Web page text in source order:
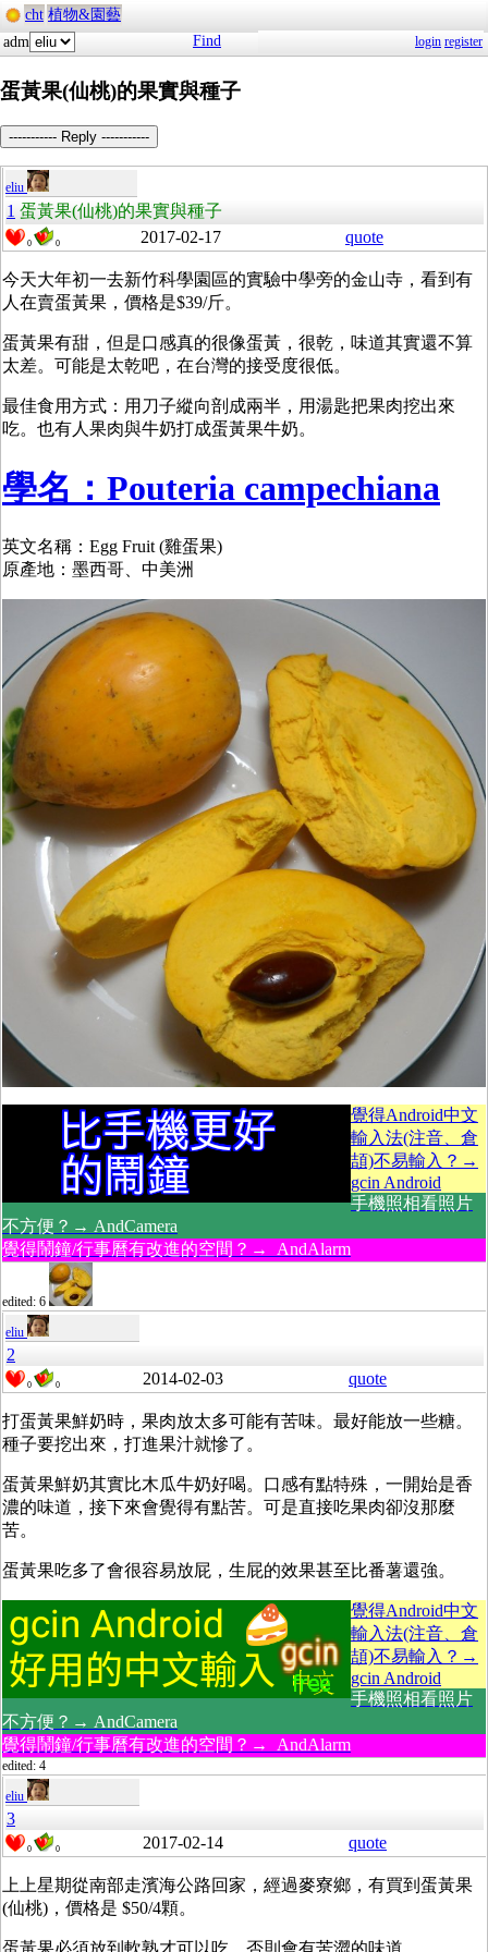
cht 植物&園藝
adm
Find login register
蛋黃果(仙桃)的果實與種子
----------- Reply -----------
eliu
1 蛋黃果(仙桃)的果實與種子
0 0 2017-02-17 quote
今天大年初一去新竹科學園區的實驗中學旁的金山寺，看到有
人在賣蛋黃果，價格是$39/斤。
蛋黃果有甜，但是口感真的很像蛋黃，很乾，味道其實還不算
太差。可能是太乾吧，在台灣的接受度很低。
最佳食用方式：用刀子縱向剖成兩半，用湯匙把果肉挖出來
吃。也有人果肉與牛奶打成蛋黃果牛奶。
學名：Pouteria campechiana
英文名稱：Egg Fruit (雞蛋果)
原產地：墨西哥、中美洲
覺得Android中文
輸入法(注音、倉
頡)不易輸入？→
gcin Android
手機照相看照片
不方便？→ AndCamera
覺得鬧鐘/行事曆有改進的空間？→ AndAlarm
edited: 6
eliu
2
0 0 2014-02-03 quote
打蛋黃果鮮奶時，果肉放太多可能有苦味。最好能放一些糖。
種子要挖出來，打進果汁就慘了。
蛋黃果鮮奶其實比木瓜牛奶好喝。口感有點特殊，一開始是香
濃的味道，接下來會覺得有點苦。可是直接吃果肉卻沒那麼
苦。
蛋黃果吃多了會很容易放屁，生屁的效果甚至比番薯還強。
覺得Android中文
輸入法(注音、倉
頡)不易輸入？→
gcin Android
手機照相看照片
不方便？→ AndCamera
覺得鬧鐘/行事曆有改進的空間？→ AndAlarm
edited: 4
eliu
3
0 0 2017-02-14 quote
上上星期從南部走濱海公路回家，經過麥寮鄉，有買到蛋黃果
(仙桃)，價格是 $50/4顆。